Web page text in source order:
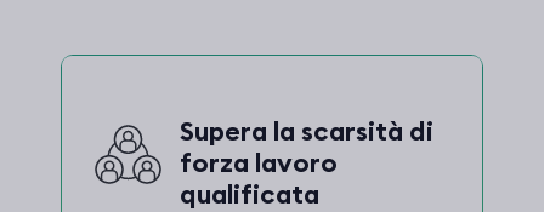
Supera la scarsità di
forza lavoro
qualificata